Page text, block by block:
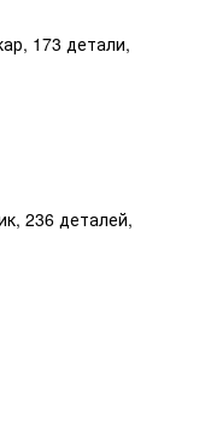
173 детали,